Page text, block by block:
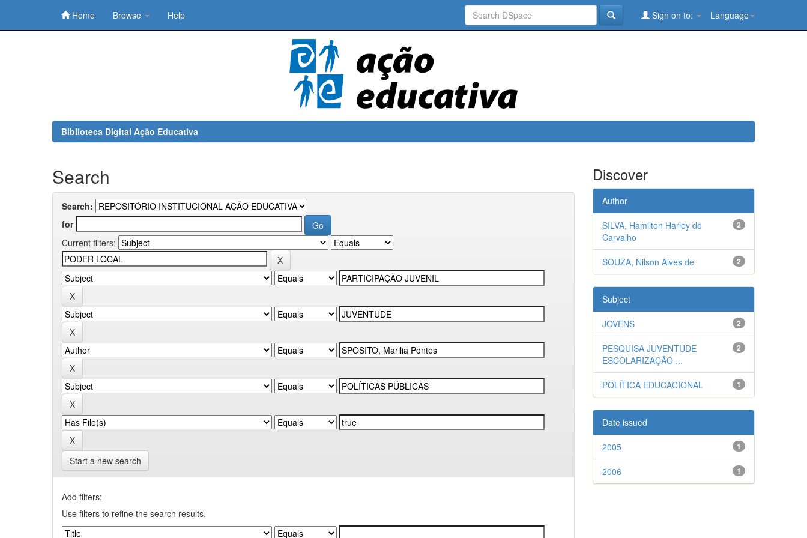
Home Browse Help Language
Sign on to:
Biblioteca Digital Ação Educativa
Search
Search:
for
Current filters:
Start a new search
Add filters:
Use filters to refine the search results.
Discover
Author
2
SILVA, Hamilton Harley de
Carvalho
2
SOUZA, Nilson Alves de
Subject
2
JOVENS
2
PESQUISA JUVENTUDE
ESCOLARIZAÇÃO ...
1
POLÍTICA EDUCACIONAL
Date issued
1
2005
1
2006